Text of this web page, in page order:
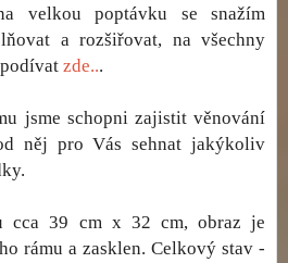
velkou poptávku se snažím
a rozšiřovat, na všechny
zde...
jsme schopni zajistit věnování
něj pro Vás sehnat jakýkoliv
cca 39 cm x 32 cm, obraz je
rámu a zasklen. Celkový stav -